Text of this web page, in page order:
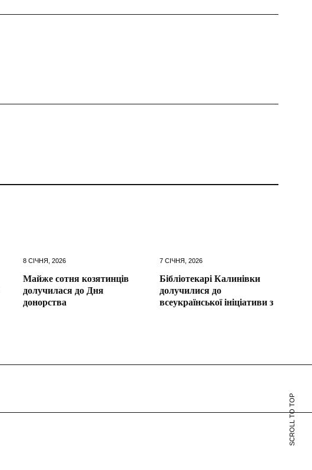
8 СІЧНЯ, 2026
Майже сотня козятинців
долучилася до Дня
донорства
7 СІЧНЯ, 2026
Бібліотекарі Калинівки
долучилися до
всеукраїнської ініціативи з
SCROLL TO TOP